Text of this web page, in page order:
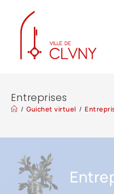
Entreprises
/ Guichet virtuel /